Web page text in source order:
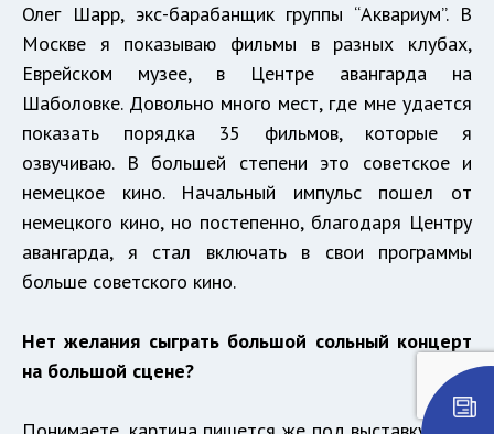
Олег Шарр, экс-барабанщик группы “Аквариум”. В
Москве я показываю фильмы в разных клубах,
Еврейском музее, в Центре авангарда на
Шаболовке. Довольно много мест, где мне удается
показать порядка 35 фильмов, которые я
озвучиваю. В большей степени это советское и
немецкое кино. Начальный импульс пошел от
немецкого кино, но постепенно, благодаря Центру
авангарда, я стал включать в свои программы
больше советского кино.
Нет желания сыграть большой сольный концерт
на большой сцене?